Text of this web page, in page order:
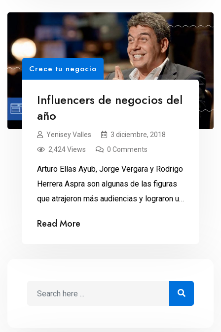
autos eléctricos, la conducción autónoma,
la conectividad de los vehículos, […]
Crece tu negocio
Influencers de negocios del
año
Yenisey Valles
3 diciembre, 2018
2,424 Views
0 Comments
Arturo Elías Ayub, Jorge Vergara y Rodrigo
Herrera Aspra son algunas de las figuras
que atrajeron más audiencias y lograron un
ser celebridades, logran atraer a las
Read More